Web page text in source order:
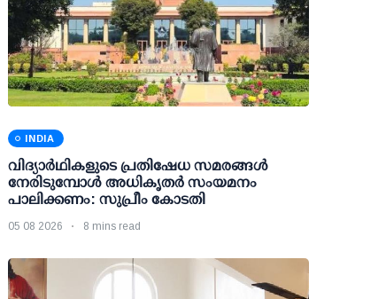
INDIA
വിദ്യാര്‍ഥികളുടെ പ്രതിഷേധ സമരങ്ങള്‍
നേരിടുമ്പോള്‍ അധികൃതര്‍ സംയമനം
പാലിക്കണം: സുപ്രീം കോടതി
05 08 2026 8 mins read